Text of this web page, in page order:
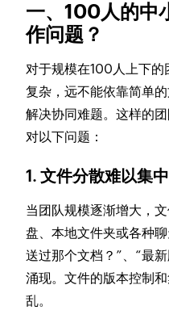
一、100人的中
作问题？
对于规模在100人上下
复杂，远不能依靠简单
解决协同难题。这样的
对以下问题：
1. 文件分散难以集
当团队规模逐渐增大，
盘、本地文件夹或各种
送过那个文档？”、“最
涌现。文件的版本控制
乱。